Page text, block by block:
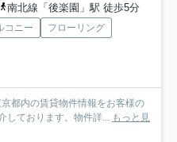
南北線「後楽園」駅 徒歩5分
コニー
フローリング
内の賃貸物件情報をお客様の
しております。物件詳...
もっと見